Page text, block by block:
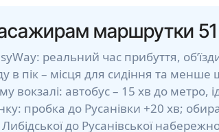
маршрутки 51
реальний час прибуття,
в пік – місця для сидіння та
вокзалі: автобус – 15 хв до метро,
пробка до Русанівки +20 хв;
до Русанівської